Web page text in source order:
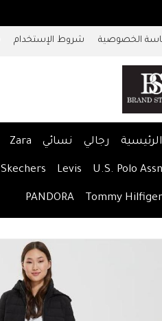
الخصوصية شروط الإستخدام
الرئيسية رجالي نسائي Zara
U.S. Polo Assn
Levis
Skechers
Tommy Hilfiger
PANDORA